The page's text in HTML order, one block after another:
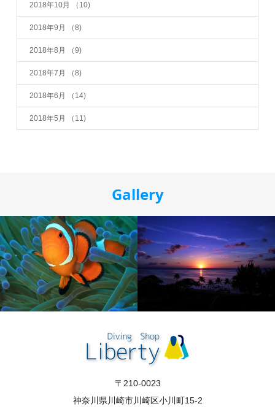
2018年10月 （10)
2018年9月 （8)
2018年8月 （9)
2018年7月 （8)
2018年6月 （14)
2018年5月 （11)
Gallery
〒210-0023
神奈川県川崎市川崎区小川町15-2